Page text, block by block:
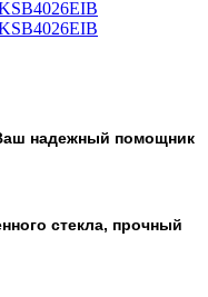
надежный помощник
стекла, прочный